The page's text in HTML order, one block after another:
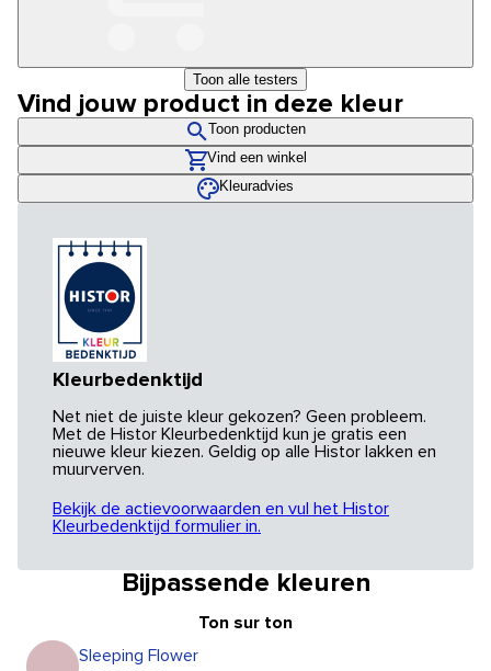
Toon alle testers
Vind jouw product in deze kleur
Toon producten
Vind een winkel
Kleuradvies
Kleurbedenktijd
Net niet de juiste kleur gekozen? Geen probleem.
Met de Histor Kleurbedenktijd kun je gratis een
nieuwe kleur kiezen. Geldig op alle Histor lakken en
muurverven.
Bekijk de actievoorwaarden en vul het Histor
Kleurbedenktijd formulier in.
Bijpassende kleuren
Ton sur ton
Sleeping Flower